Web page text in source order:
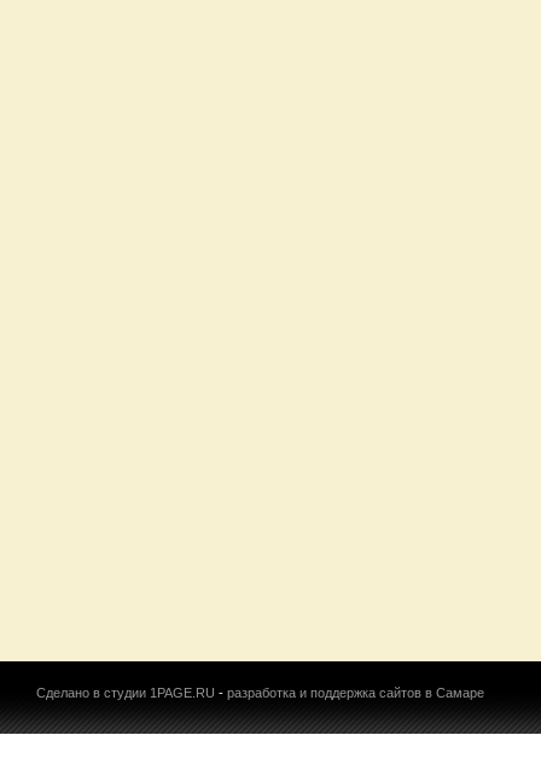
Сделано в студии 1PAGE.RU - разработка и поддержка сайтов в Самаре